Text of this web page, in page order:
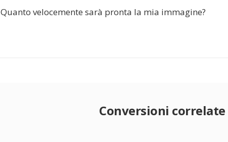
Quanto velocemente sarà pronta la mia immagine?
Conversioni correlate